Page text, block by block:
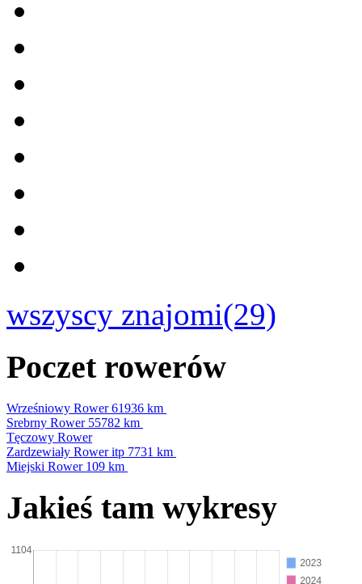
wszyscy znajomi(29)
Poczet rowerów
Wrześniowy Rower61936 km
Srebrny Rower 55782 km
Tęczowy Rower
Zardzewiały Rower itp 7731 km
Miejski Rower 109 km
Jakieś tam wykresy